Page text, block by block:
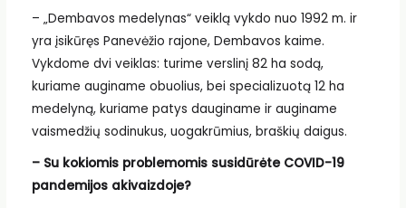
– „Dembavos medelynas“ veiklą vykdo nuo 1992 m. ir
yra įsikūręs Panevėžio rajone, Dembavos kaime.
Vykdome dvi veiklas: turime verslinį 82 ha sodą,
kuriame auginame obuolius, bei specializuotą 12 ha
medelyną, kuriame patys dauginame ir auginame
vaismedžių sodinukus, uogakrūmius, braškių daigus.
– Su kokiomis problemomis susidūrėte COVID-19
pandemijos akivaizdoje?